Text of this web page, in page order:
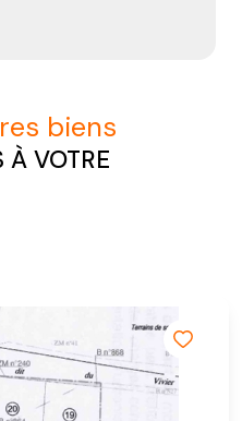
biens
À VOTRE